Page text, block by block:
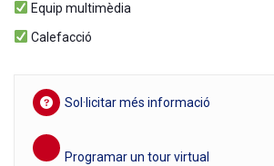
Equip multimèdia
Calefacció
Sol·licitar més informació
Programar un tour virtual